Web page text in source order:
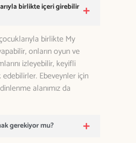
birlikte içeri girebilir
birlikte My
onların oyun ve
izleyebilir, keyifli
Ebeveynler için
alanımız da
gerekiyor mu?